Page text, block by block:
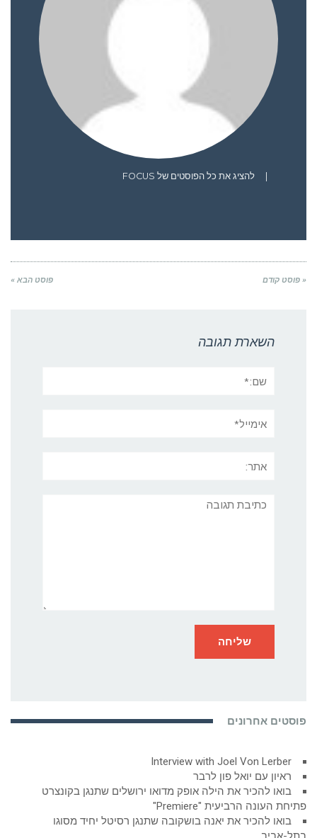
להציג את כל הפוסטים של FOCUS
« פוסט קודם פוסט הבא »
השארת תגובה
פוסטים אחרונים
Interview with Joel Von Lerber
ראיון עם יואל פון לרבר
בואו להכיר את הילה אופק מדואו ירושלים שתנגן בקונצרט
פתיחת העונה הרביעית "Premiere"
בואו להכיר את יאנה בושקובה שתנגן רסיטל יחיד מסוגו